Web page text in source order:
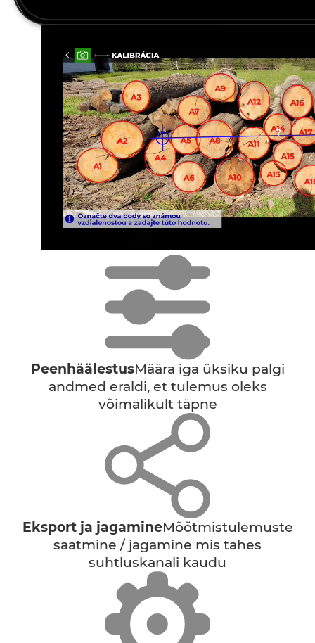
PeenhäälestusMäära iga üksiku palgi
andmed eraldi, et tulemus oleks
võimalikult täpne
Eksport ja jagamineMõõtmistulemuste
saatmine / jagamine mis tahes
suhtluskanali kaudu